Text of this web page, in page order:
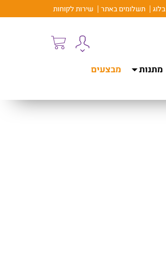
בלוג תשלומים באתר שירות לקוחות
מתנות
מבצעים